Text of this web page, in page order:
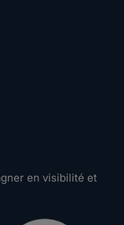
en visibilité et